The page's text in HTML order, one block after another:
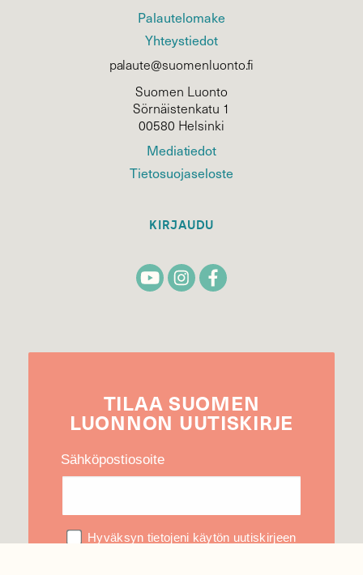
Palautelomake
Yhteystiedot
palaute@suomenluonto.fi
Suomen Luonto
Sörnäistenkatu 1
00580 Helsinki
Mediatiedot
Tietosuojaseloste
KIRJAUDU
TILAA SUOMEN
LUONNON UUTIS­KIRJE
Sähköpostiosoite
Hyväksyn tietojeni käytön uutiskirjeen